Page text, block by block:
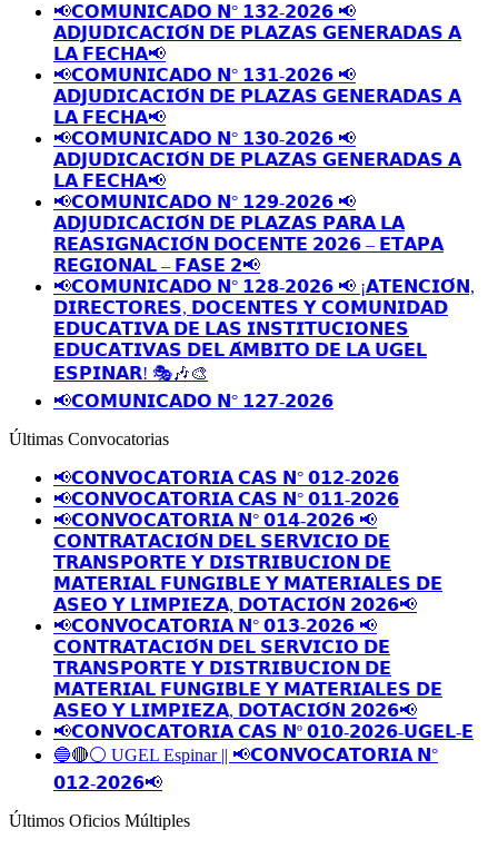
📢𝗖𝗢𝗠𝗨𝗡𝗜𝗖𝗔𝗗𝗢 𝗡° 𝟭𝟯𝟮-𝟮𝟬𝟮𝟲 📢
𝗔𝗗𝗝𝗨𝗗𝗜𝗖𝗔𝗖𝗜𝗢́𝗡 𝗗𝗘 𝗣𝗟𝗔𝗭𝗔𝗦 𝗚𝗘𝗡𝗘𝗥𝗔𝗗𝗔𝗦 𝗔
𝗟𝗔 𝗙𝗘𝗖𝗛𝗔📢
📢𝗖𝗢𝗠𝗨𝗡𝗜𝗖𝗔𝗗𝗢 𝗡° 𝟭𝟯𝟭-𝟮𝟬𝟮𝟲 📢
𝗔𝗗𝗝𝗨𝗗𝗜𝗖𝗔𝗖𝗜𝗢́𝗡 𝗗𝗘 𝗣𝗟𝗔𝗭𝗔𝗦 𝗚𝗘𝗡𝗘𝗥𝗔𝗗𝗔𝗦 𝗔
𝗟𝗔 𝗙𝗘𝗖𝗛𝗔📢
📢𝗖𝗢𝗠𝗨𝗡𝗜𝗖𝗔𝗗𝗢 𝗡° 𝟭𝟯𝟬-𝟮𝟬𝟮𝟲 📢
𝗔𝗗𝗝𝗨𝗗𝗜𝗖𝗔𝗖𝗜𝗢́𝗡 𝗗𝗘 𝗣𝗟𝗔𝗭𝗔𝗦 𝗚𝗘𝗡𝗘𝗥𝗔𝗗𝗔𝗦 𝗔
𝗟𝗔 𝗙𝗘𝗖𝗛𝗔📢
📢𝗖𝗢𝗠𝗨𝗡𝗜𝗖𝗔𝗗𝗢 𝗡° 𝟭𝟮𝟵-𝟮𝟬𝟮𝟲 📢
𝗔𝗗𝗝𝗨𝗗𝗜𝗖𝗔𝗖𝗜𝗢́𝗡 𝗗𝗘 𝗣𝗟𝗔𝗭𝗔𝗦 𝗣𝗔𝗥𝗔 𝗟𝗔
𝗥𝗘𝗔𝗦𝗜𝗚𝗡𝗔𝗖𝗜𝗢́𝗡 𝗗𝗢𝗖𝗘𝗡𝗧𝗘 𝟮𝟬𝟮𝟲 – 𝗘𝗧𝗔𝗣𝗔
𝗥𝗘𝗚𝗜𝗢𝗡𝗔𝗟 – 𝗙𝗔𝗦𝗘 𝟮📢
📢𝗖𝗢𝗠𝗨𝗡𝗜𝗖𝗔𝗗𝗢 𝗡° 𝟭𝟮𝟴-𝟮𝟬𝟮𝟲 📢 ¡𝗔𝗧𝗘𝗡𝗖𝗜𝗢́𝗡,
𝗗𝗜𝗥𝗘𝗖𝗧𝗢𝗥𝗘𝗦, 𝗗𝗢𝗖𝗘𝗡𝗧𝗘𝗦 𝗬 𝗖𝗢𝗠𝗨𝗡𝗜𝗗𝗔𝗗
𝗘𝗗𝗨𝗖𝗔𝗧𝗜𝗩𝗔 𝗗𝗘 𝗟𝗔𝗦 𝗜𝗡𝗦𝗧𝗜𝗧𝗨𝗖𝗜𝗢𝗡𝗘𝗦
𝗘𝗗𝗨𝗖𝗔𝗧𝗜𝗩𝗔𝗦 𝗗𝗘𝗟 𝗔́𝗠𝗕𝗜𝗧𝗢 𝗗𝗘 𝗟𝗔 𝗨𝗚𝗘𝗟
𝗘𝗦𝗣𝗜𝗡𝗔𝗥! 🎭🎶🎨
📢𝗖𝗢𝗠𝗨𝗡𝗜𝗖𝗔𝗗𝗢 𝗡° 𝟭𝟮𝟳-𝟮𝟬𝟮𝟲
Últimas Convocatorias
📢𝗖𝗢𝗡𝗩𝗢𝗖𝗔𝗧𝗢𝗥𝗜𝗔 𝗖𝗔𝗦 𝗡° 𝟬𝟭𝟮-𝟮𝟬𝟮𝟲
📢𝗖𝗢𝗡𝗩𝗢𝗖𝗔𝗧𝗢𝗥𝗜𝗔 𝗖𝗔𝗦 𝗡° 𝟬𝟭𝟭-𝟮𝟬𝟮𝟲
📢𝗖𝗢𝗡𝗩𝗢𝗖𝗔𝗧𝗢𝗥𝗜𝗔 𝗡° 𝟬𝟭𝟰-𝟮𝟬𝟮𝟲 📢
𝗖𝗢𝗡𝗧𝗥𝗔𝗧𝗔𝗖𝗜𝗢́𝗡 𝗗𝗘𝗟 𝗦𝗘𝗥𝗩𝗜𝗖𝗜𝗢 𝗗𝗘
𝗧𝗥𝗔𝗡𝗦𝗣𝗢𝗥𝗧𝗘 𝗬 𝗗𝗜𝗦𝗧𝗥𝗜𝗕𝗨𝗖𝗜𝗢𝗡 𝗗𝗘
𝗠𝗔𝗧𝗘𝗥𝗜𝗔𝗟 𝗙𝗨𝗡𝗚𝗜𝗕𝗟𝗘 𝗬 𝗠𝗔𝗧𝗘𝗥𝗜𝗔𝗟𝗘𝗦 𝗗𝗘
𝗔𝗦𝗘𝗢 𝗬 𝗟𝗜𝗠𝗣𝗜𝗘𝗭𝗔, 𝗗𝗢𝗧𝗔𝗖𝗜𝗢́𝗡 𝟮𝟬𝟮𝟲📢
📢𝗖𝗢𝗡𝗩𝗢𝗖𝗔𝗧𝗢𝗥𝗜𝗔 𝗡° 𝟬𝟭𝟯-𝟮𝟬𝟮𝟲 📢
𝗖𝗢𝗡𝗧𝗥𝗔𝗧𝗔𝗖𝗜𝗢́𝗡 𝗗𝗘𝗟 𝗦𝗘𝗥𝗩𝗜𝗖𝗜𝗢 𝗗𝗘
𝗧𝗥𝗔𝗡𝗦𝗣𝗢𝗥𝗧𝗘 𝗬 𝗗𝗜𝗦𝗧𝗥𝗜𝗕𝗨𝗖𝗜𝗢𝗡 𝗗𝗘
𝗠𝗔𝗧𝗘𝗥𝗜𝗔𝗟 𝗙𝗨𝗡𝗚𝗜𝗕𝗟𝗘 𝗬 𝗠𝗔𝗧𝗘𝗥𝗜𝗔𝗟𝗘𝗦 𝗗𝗘
𝗔𝗦𝗘𝗢 𝗬 𝗟𝗜𝗠𝗣𝗜𝗘𝗭𝗔, 𝗗𝗢𝗧𝗔𝗖𝗜𝗢́𝗡 𝟮𝟬𝟮𝟲📢
📢𝗖𝗢𝗡𝗩𝗢𝗖𝗔𝗧𝗢𝗥𝗜𝗔 𝗖𝗔𝗦 𝗡º 𝟬𝟭𝟬-𝟮𝟬𝟮𝟲-𝗨𝗚𝗘𝗟-𝗘
🔵🔴⚪️ UGEL Espinar || 📢𝗖𝗢𝗡𝗩𝗢𝗖𝗔𝗧𝗢𝗥𝗜𝗔 𝗡°
𝟬𝟭𝟮-𝟮𝟬𝟮𝟲📢
Últimos Oficios Múltiples